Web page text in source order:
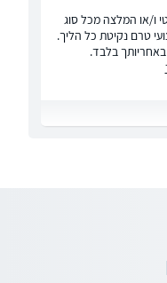
ו/או המלצה מכל סוג
טרם נקיטת כל הליך.
בלבד.